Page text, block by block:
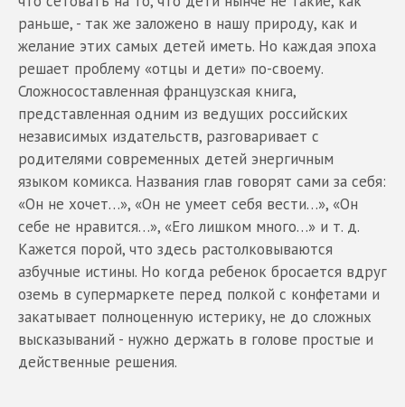
раньше, - так же заложено в нашу природу, как и
желание этих самых детей иметь. Но каждая эпоха
решает проблему «отцы и дети» по-своему.
Сложносоставленная французская книга,
представленная одним из ведущих российских
независимых издательств, разговаривает с
родителями современных детей энергичным
языком комикса. Названия глав говорят сами за себя:
«Он не хочет…», «Он не умеет себя вести…», «Он
себе не нравится…», «Его лишком много…» и т. д.
Кажется порой, что здесь растолковываются
азбучные истины. Но когда ребенок бросается вдруг
оземь в супермаркете перед полкой с конфетами и
закатывает полноценную истерику, не до сложных
высказываний - нужно держать в голове простые и
действенные решения.